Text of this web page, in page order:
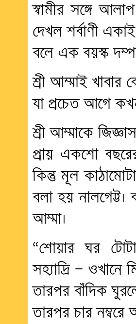
স্বামীর সঙ্গে
দেখল শর্বাণী
বলে এক বয়স্ক
শ্রী আম্মাই খাবার
যা প্রচেত আগে
শ্রী আম্মাকে
প্রায় একশো
কিন্তু মূল
বলা হয় নালগেট্ট।
আম্মা।
“শোয়ার ঘর
সহ্যাদ্রি — ওখানে
তারপর বাঁদিক
তারপর চার